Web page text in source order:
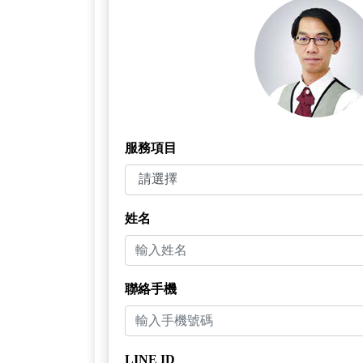
服務項目
姓名
聯絡手機
LINE ID